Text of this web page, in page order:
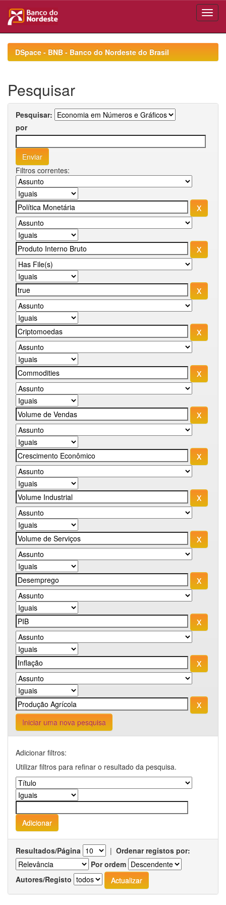
navigationDSpace - BNB - Banco do Nordeste do Brasil
Pesquisar
Pesquisar:
por
Filtros correntes:
Iniciar uma nova pesquisa
Adicionar filtros:
Utilizar filtros para refinar o resultado da pesquisa.
Resultados/Página | Ordenar registos por:
Por ordem
Autores/Registo